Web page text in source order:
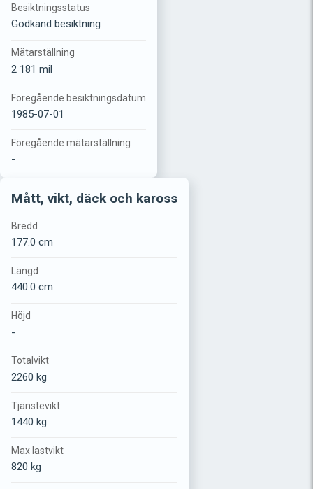
Besiktningsstatus
Godkänd besiktning
Mätarställning
2 181 mil
Föregående besiktningsdatum
1985-07-01
Föregående mätarställning
-
Mått, vikt, däck och kaross
Bredd
177.0 cm
Längd
440.0 cm
Höjd
-
Totalvikt
2260 kg
Tjänstevikt
1440 kg
Max lastvikt
820 kg